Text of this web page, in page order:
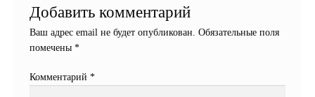
Добавить комментарий
Ваш адрес email не будет опубликован.
Обязательные поля
помечены*
Комментарий*